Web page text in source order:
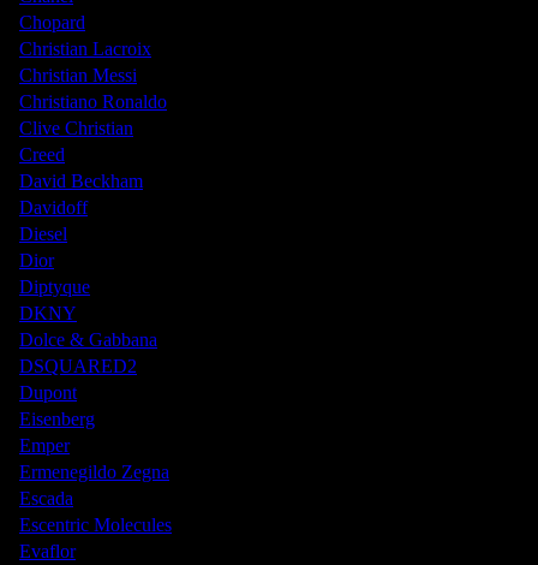
Chopard
Christian Lacroix
Christian Messi
Christiano Ronaldo
Clive Christian
Creed
David Beckham
Davidoff
Diesel
Dior
Diptyque
DKNY
Dolce & Gabbana
DSQUARED2
Dupont
Eisenberg
Emper
Ermenegildo Zegna
Escada
Escentric Molecules
Evaflor